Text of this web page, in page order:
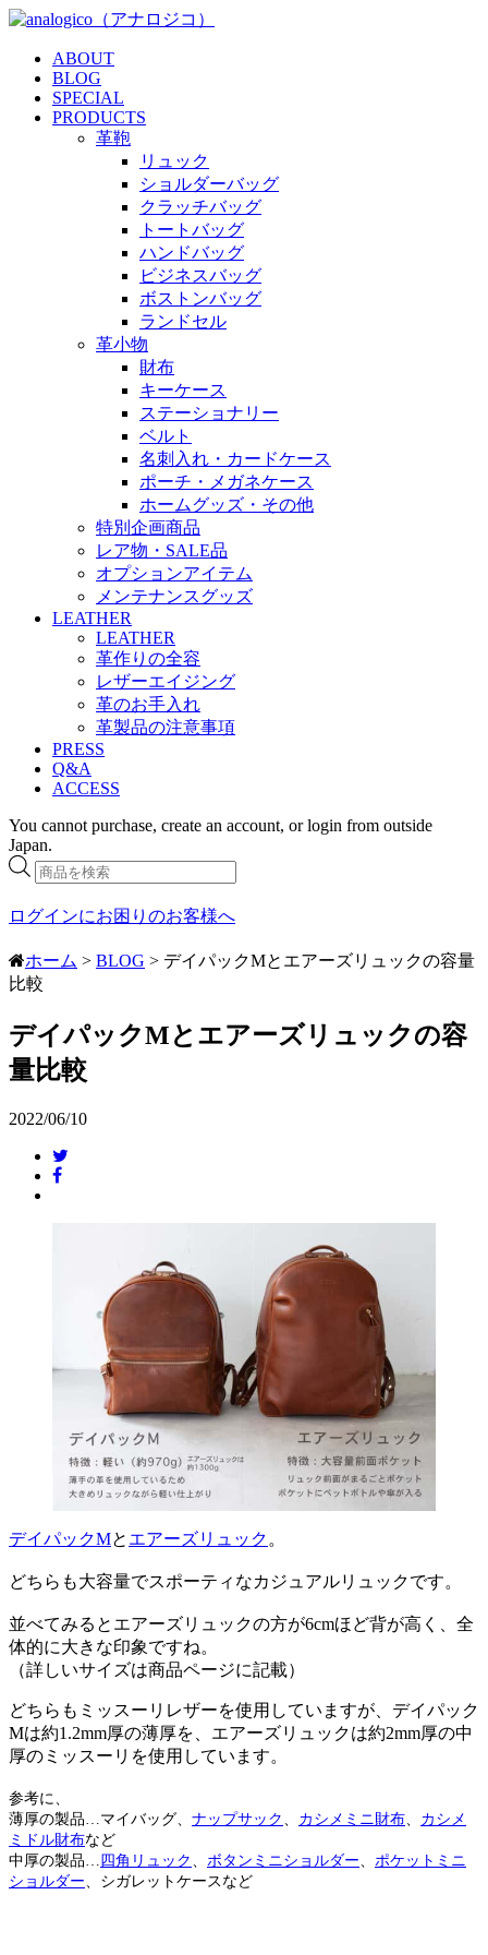
ABOUT
BLOG
SPECIAL
PRODUCTS
革鞄
リュック
ショルダーバッグ
クラッチバッグ
トートバッグ
ハンドバッグ
ビジネスバッグ
ボストンバッグ
ランドセル
革小物
財布
キーケース
ステーショナリー
ベルト
名刺入れ・カードケース
ポーチ・メガネケース
ホームグッズ・その他
特別企画商品
レア物・SALE品
オプションアイテム
メンテナンスグッズ
LEATHER
LEATHER
革作りの全容
レザーエイジング
革のお手入れ
革製品の注意事項
PRESS
Q&A
ACCESS
You cannot purchase, create an account, or login from outside
Japan.
商
品
検
ログインにお困りのお客様へ
ホーム > BLOG > デイパックMとエアーズリュックの容量
比較
デイパックMとエアーズリュックの容
量比較
2022/06/10
デイパックMと エアーズリュック 。
どちらも大容量でスポーティなカジュアルリュックです。
並べてみるとエアーズリュックの方が6cmほど背が高く、全
体的に大きな印象ですね。
（詳しいサイズは商品ページに記載）
どちらもミッスーリレザーを使用していますが、デイパック
Mは約1.2mm厚の薄厚を、エアーズリュックは約2mm厚の中
厚のミッスーリを使用しています。
参考に、
薄厚の製品…マイバッグ、 ナップサック カシメミニ財布
カシメ
ミドル財布など
中厚の製品… 四角リュック ボタンミニショルダー
ポケットミニ
ショルダー 、シガレットケースなど